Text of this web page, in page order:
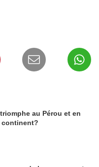
au Pérou et en
continent?